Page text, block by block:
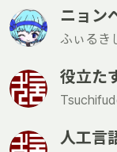
ニョン
ふぃるき
役立た
人工言